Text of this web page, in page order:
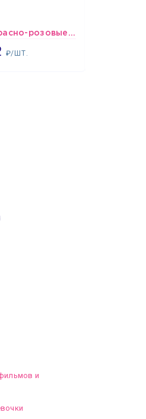
шары Бело-красно-розовые пастельные
₽/ШТ.
1637
и